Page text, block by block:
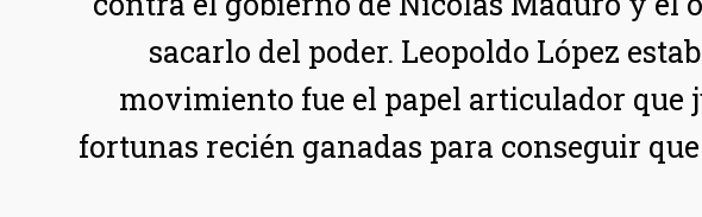
sacarlo del poder. Leopoldo López
movimiento fue el papel articulador que
fortunas recién ganadas para conseguir